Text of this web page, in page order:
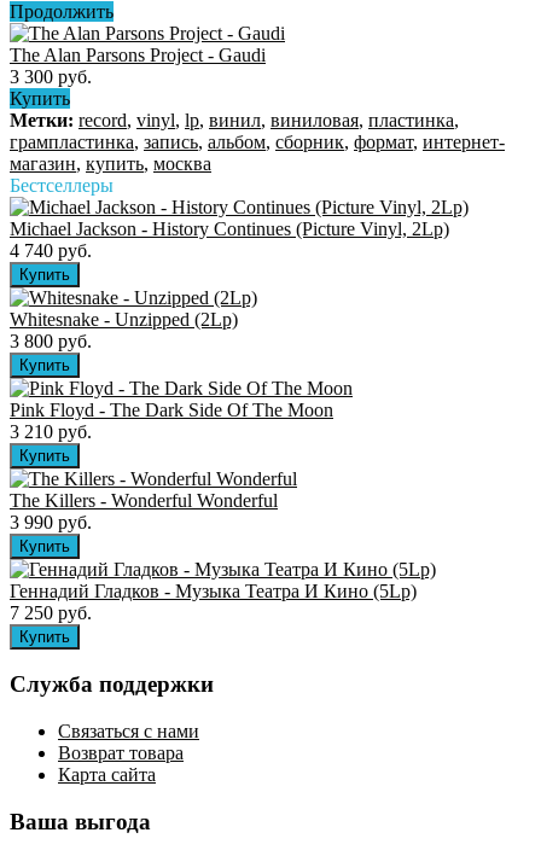
Продолжить
The Alan Parsons Project - Gaudi
3 300 руб.
Купить
Метки: record, vinyl, lp, винил, виниловая, пластинка,
грампластинка, запись, альбом, сборник, формат, интернет-
магазин, купить, москва
Бестселлеры
Michael Jackson - History Continues (Picture Vinyl, 2Lp)
4 740 руб.
Whitesnake - Unzipped (2Lp)
3 800 руб.
Pink Floyd - The Dark Side Of The Moon
3 210 руб.
The Killers ‎- Wonderful Wonderful
3 990 руб.
Геннадий Гладков - Музыка Театра И Кино (5Lp)
7 250 руб.
Служба поддержки
Связаться с нами
Возврат товара
Карта сайта
Ваша выгода